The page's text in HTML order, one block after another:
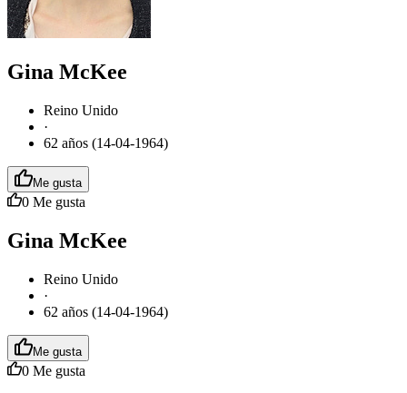
Gina McKee
Reino Unido
·
62 años (14-04-1964)
Me gusta
0 Me gusta
Gina McKee
Reino Unido
·
62 años (14-04-1964)
Me gusta
0 Me gusta